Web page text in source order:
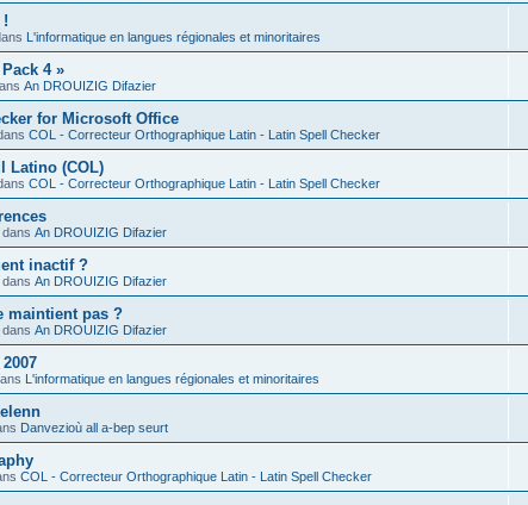
!
L'informatique en langues régionales et minoritaires
4 »
An DROUIZIG Difazier
for Microsoft Office
COL - Correcteur Orthographique Latin - Latin Spell Checker
Latino (COL)
COL - Correcteur Orthographique Latin - Latin Spell Checker
dans An DROUIZIG Difazier
inactif ?
dans An DROUIZIG Difazier
maintient pas ?
dans An DROUIZIG Difazier
L'informatique en langues régionales et minoritaires
Danvezioù all a-bep seurt
COL - Correcteur Orthographique Latin - Latin Spell Checker